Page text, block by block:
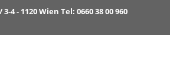
4 - 1120 Wien Tel: 0660 38 00 960